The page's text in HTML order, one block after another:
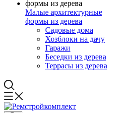
Малые архитектурные
формы из дерева
Садовые дома
Хозблоки на дачу
Гаражи
Беседки из дерева
Террасы из дерева